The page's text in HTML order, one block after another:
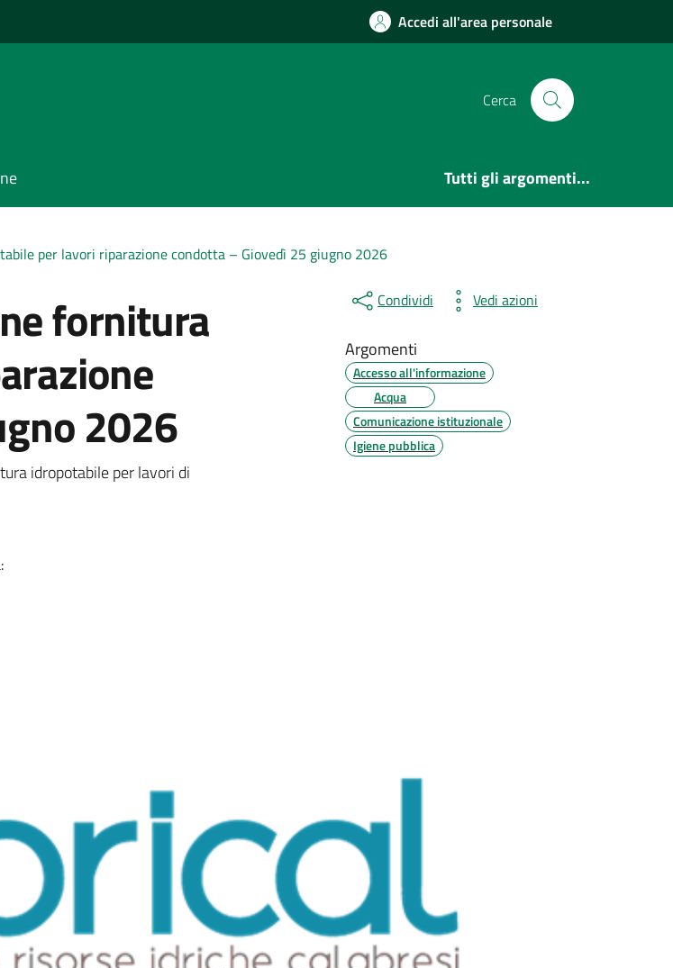
Accedi all'area personale
Cerca
Tutti gli argomenti...
per lavori riparazione condotta – Giovedì 25 giugno 2026
fornitura
2026
idropotabile per lavori di
Condividi Vedi azioni
Argomenti
Accesso all'informazione
Acqua
Comunicazione istituzionale
Igiene pubblica